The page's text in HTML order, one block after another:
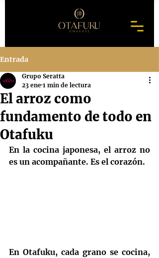
Entrada
El arroz como
fundamento de todo en
Otafuku
Grupo Seratta
23 ene 1 min de lectura
En la cocina japonesa, el arroz no
es un acompañante. Es el corazón.
En Otafuku, cada grano se cocina,